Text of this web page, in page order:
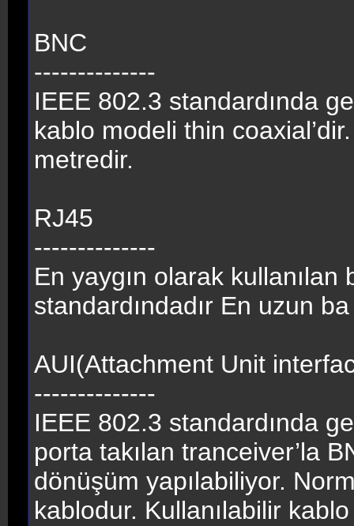
BNC
--------------
IEEE 802.3 standardında
kablo modeli thin
metredir.
RJ45
--------------
En yaygın olarak kullanılan
standardındadır En uzun
AUI(Attachment Unit
--------------
IEEE 802.3 standardında
porta takılan tranceiver’la
dönüşüm yapılabiliyor.
kablodur. Kullanılabilir